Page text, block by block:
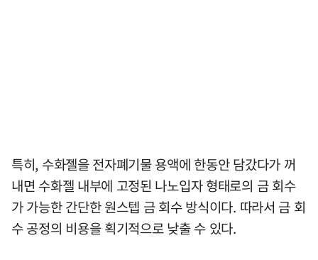
특히, 수화젤을 전자폐기물 용액에 한동안 담갔다가 꺼
내면 수화젤 내부에 고정된 나노입자 형태로의 금 회수
가 가능한 간단한 원스텝 금 회수 방식이다. 따라서 금 회
수 공정의 비용을 획기적으로 낮출 수 있다.